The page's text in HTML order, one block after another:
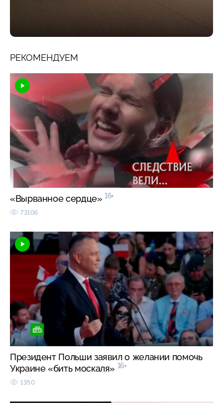
РЕКОМЕНДУЕМ
«Вырванное сердце» 16+
73106
Президент Польши заявил о желании помочь
Украине «бить москаля» 16+
1350